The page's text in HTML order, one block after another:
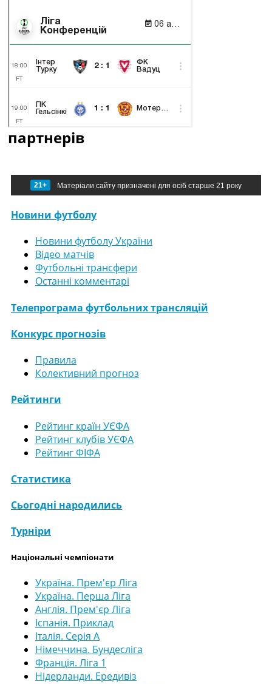
партнерів
21+ Матеріали сайту призначені для осіб старше 21 року
Новини футболу
Новини футболу України
Відео матчів
Футбольні трансфери
Останні комментарі
Телепрограма футбольних трансляцій
Конкурс прогнозів
Правила
Колективний прогноз
Рейтинги
Рейтинг країн УЄФА
Рейтинг клубів УЄФА
Рейтинг ФІФА
Статистика
Сьогодні народились
Турніри
Національні чемпіонати
Україна. Прем'єр Ліга
Україна. Перша Ліга
Англія. Прем'єр Ліга
Іспанія. Приклад
Італія. Серія А
Німеччина. Бундесліга
Франція. Ліга 1
Нідерланди. Ередивіз